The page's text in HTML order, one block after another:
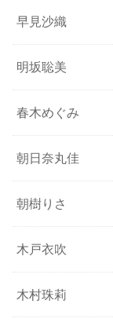
早見沙織
明坂聡美
春木めぐみ
朝日奈丸佳
朝樹りさ
木戸衣吹
木村珠莉